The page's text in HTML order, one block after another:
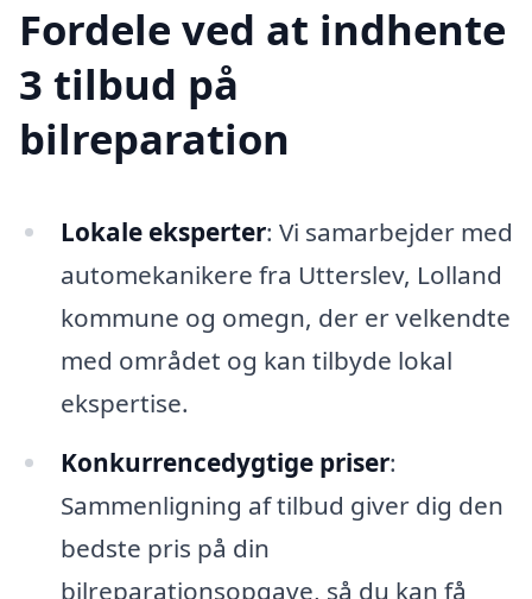
Fordele ved at indhente
3 tilbud på
bilreparation
Lokale eksperter: Vi samarbejder med
automekanikere fra Utterslev, Lolland
kommune og omegn, der er velkendte
med området og kan tilbyde lokal
ekspertise.
Konkurrencedygtige priser:
Sammenligning af tilbud giver dig den
bedste pris på din
bilreparationsopgave, så du kan få